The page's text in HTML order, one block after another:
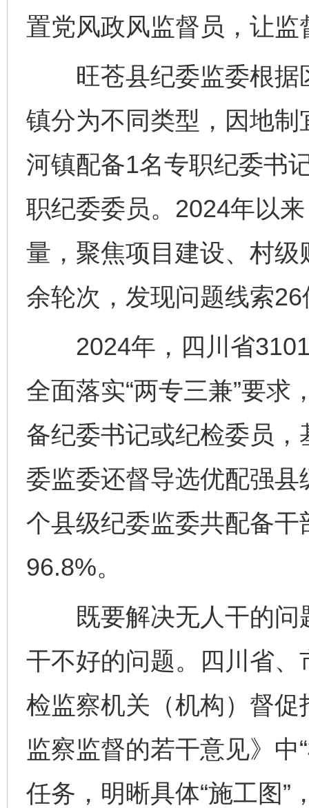
置党风政风监督员，让
旺苍县纪委监委根据
镇分为不同类型，因地
河镇配备1名专职纪委书
职纪委委员。2024年以
量，聚焦项目建设、村
余轮次，发现问题线索
2024年，四川省3101
全面落实“两专三兼”要
备纪委书记或纪检委员
委监委还督导选优配强
个县级纪委监委共配备
96.8%。
既要解决无人干的问
干不好的问题。四川省
检监察机关（机构）督
监察监督的若干意见》中“
任务，明晰具体“施工图”